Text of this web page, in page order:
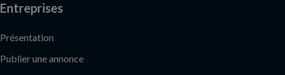
Entreprises
Présentation
Publier une annonce